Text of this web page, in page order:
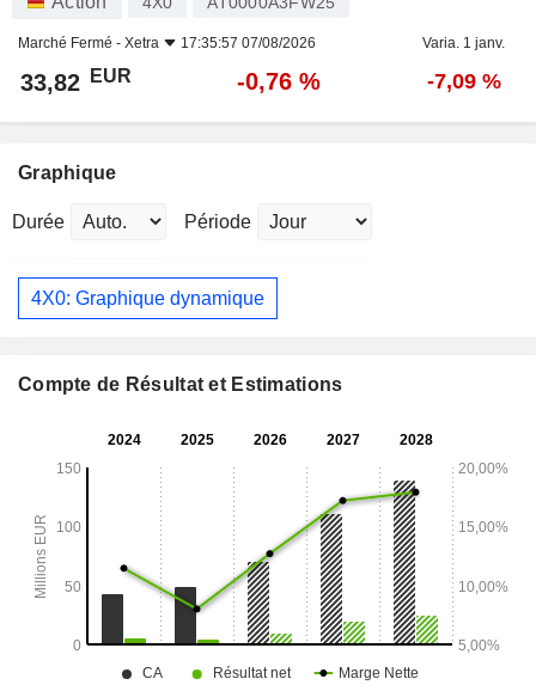
Marché Fermé - Xetra 17:35:57 07/08/2026 Varia. 1 janv.
33,82 EUR -0,76 % -7,09 %
Graphique
Durée Période
4X0: Graphique dynamique
Compte de Résultat et Estimations